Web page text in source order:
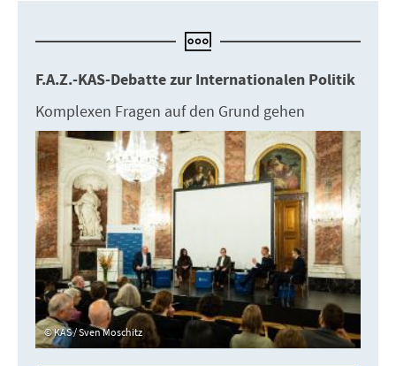
F.A.Z.-KAS-Debatte zur Internationalen Politik
Komplexen Fragen auf den Grund gehen
KAS / Sven Moschitz